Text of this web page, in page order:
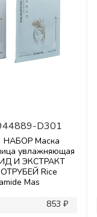
D301
НАБОР Маска
увлажняющая
И ЭКСТРАКТ
Rice
Mas
853 ₽